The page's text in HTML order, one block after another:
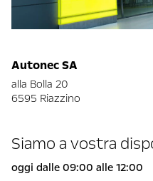
Autonec SA
alla Bolla 20
6595 Riazzino
Siamo a vostra
oggi dalle 09:00 alle 12:00